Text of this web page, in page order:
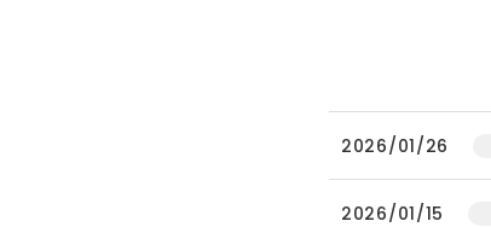
2026/01/26
2026/01/15